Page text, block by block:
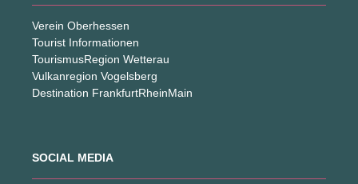
Verein Oberhessen
Tourist Informationen
TourismusRegion Wetterau
Vulkanregion Vogelsberg
Destination FrankfurtRheinMain
SOCIAL MEDIA